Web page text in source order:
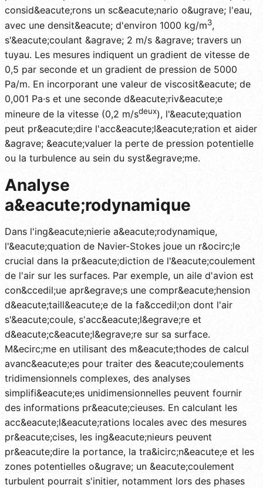
consid&eacute;rons un sc&eacute;nario o&ugrave; l'eau,
avec une densit&eacute; d'environ 1000 kg/m3,
s'&eacute;coulant &agrave; 2 m/s &agrave; travers un
tuyau. Les mesures indiquent un gradient de vitesse de
0,5 par seconde et un gradient de pression de 5000
Pa/m. En incorporant une valeur de viscosit&eacute; de
0,001 Pa·s et une seconde d&eacute;riv&eacute;e
mineure de la vitesse (0,2 m/sdeux), l'&eacute;quation
peut pr&eacute;dire l'acc&eacute;l&eacute;ration et aider
&agrave; &eacute;valuer la perte de pression potentielle
ou la turbulence au sein du syst&egrave;me.
Analyse
a&eacute;rodynamique
Dans l'ing&eacute;nierie a&eacute;rodynamique,
l'&eacute;quation de Navier-Stokes joue un r&ocirc;le
crucial dans la pr&eacute;diction de l'&eacute;coulement
de l'air sur les surfaces. Par exemple, un aile d'avion est
con&ccedil;ue apr&egrave;s une compr&eacute;hension
d&eacute;taill&eacute;e de la fa&ccedil;on dont l'air
s'&eacute;coule, s'acc&eacute;l&egrave;re et
d&eacute;c&eacute;l&egrave;re sur sa surface.
M&ecirc;me en utilisant des m&eacute;thodes de calcul
avanc&eacute;es pour traiter des &eacute;coulements
tridimensionnels complexes, des analyses
simplifi&eacute;es unidimensionnelles peuvent fournir
des informations pr&eacute;cieuses. En calculant les
acc&eacute;l&eacute;rations locales avec des mesures
pr&eacute;cises, les ing&eacute;nieurs peuvent
pr&eacute;dire la portance, la tra&icirc;n&eacute;e et les
zones potentielles o&ugrave; un &eacute;coulement
turbulent pourrait s'initier, notamment lors des phases